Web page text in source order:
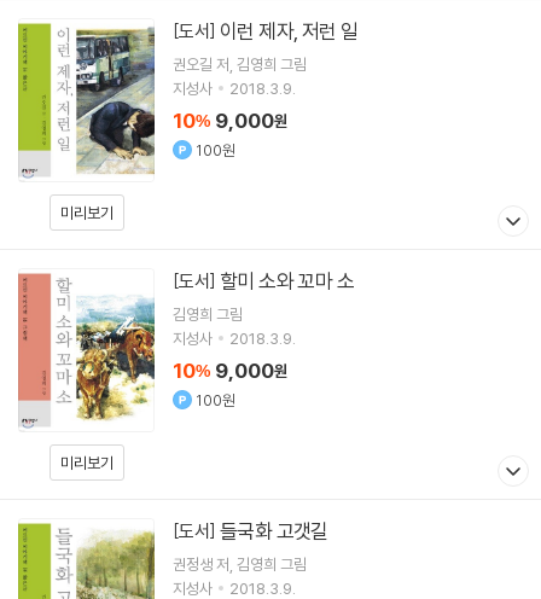
미리보기
[도서] 이런 제자, 저런 일
권오길 저 김영희 그림
지성사
2018.3.9.
10% 9,000원
100원
미리보기
[도서] 할미 소와 꼬마 소
김영희 그림
지성사
2018.3.9.
10% 9,000원
100원
[도서] 들국화 고갯길
권정생저 김영희 그림
지성사
2018.3.9.